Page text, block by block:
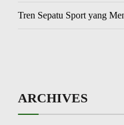
Tren Sepatu Sport yang
ARCHIVES